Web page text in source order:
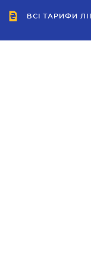
ВСІ ТАРИФИ